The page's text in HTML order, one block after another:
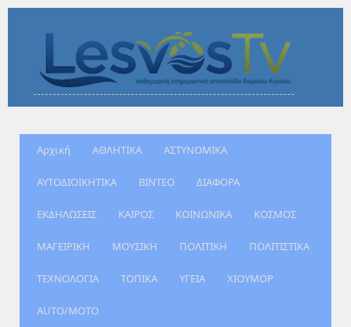
Αρχική ΑΘΛΗΤΙΚΑ ΑΣΤΥΝΟΜΙΚΑ
ΑΥΤΟΔΙΟΙΚΗΤΙΚΑ ΒΙΝΤΕΟ ΔΙΑΦΟΡΑ
ΕΚΔΗΛΩΣΕΙΣ ΚΑΙΡΟΣ ΚΟΙΝΩΝΙΚΑ ΚΟΣΜΟΣ
ΜΑΓΕΙΡΙΚΗ ΜΟΥΣΙΚΗ ΠΟΛΙΤΙΚΗ ΠΟΛΙΤΙΣΤΙΚΑ
ΤΕΧΝΟΛΟΓΙΑ ΤΟΠΙΚΑ ΥΓΕΙΑ ΧΙΟΥΜΟΡ
AUTO/MOTO